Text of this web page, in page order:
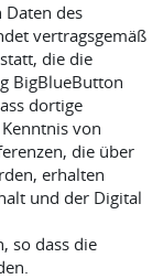
Daten des
vertragsgemäß
die die
BigBlueButton
dortige
von
die über
erhalten
und der Digital
so dass die